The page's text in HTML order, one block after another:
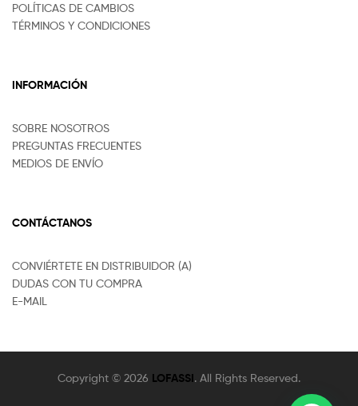
POLÍTICAS DE CAMBIOS
TÉRMINOS Y CONDICIONES
INFORMACIÓN
SOBRE NOSOTROS
PREGUNTAS FRECUENTES
MEDIOS DE ENVÍO
CONTÁCTANOS
CONVIÉRTETE EN DISTRIBUIDOR (A)
DUDAS CON TU COMPRA
E-MAIL
Copyright © 2026 LOFASSI. All Rights Reserved.